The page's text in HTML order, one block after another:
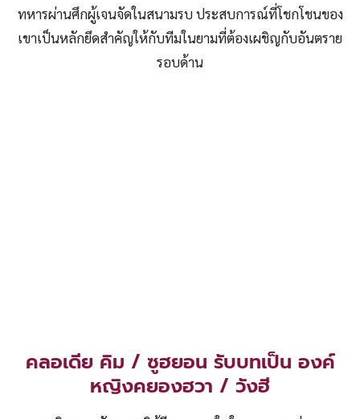
ทหารผ่านศึกผู้เจนจัดในสนามรบ ประสบการณ์ที่โชกโชนของ
เขาเป็นหลักยึดสำคัญให้กับทีมในยามที่ต้องเผชิญกับอันตราย
รอบด้าน
คลอเดีย คิม / ซูฮยอน รับบทเป็น องค์
หญิงคยองฮวา / วังฮี